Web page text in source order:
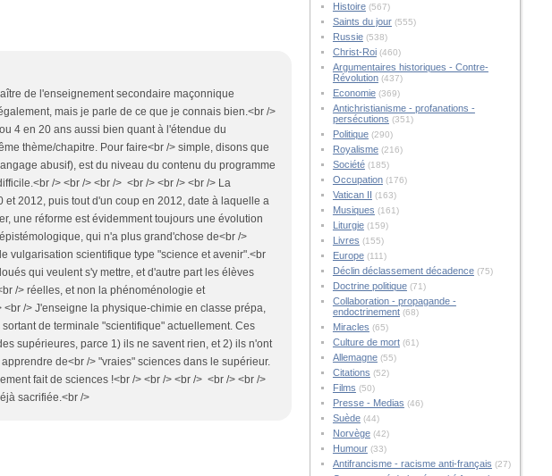
de l'enseignement secondaire maçonnique
mais je parle de ce que je connais bien.<br />
4 en 20 ans aussi bien quant à l'étendue du
thème/chapitre. Pour faire<br /> simple, disons que
abusif), est du niveau du contenu du programme
/> <br /> <br /> <br /> <br /> <br /> La
2012, puis tout d'un coup en 2012, date à laquelle a
une réforme est évidemment toujours une évolution
qui n'a plus grand'chose de<br />
vulgarisation scientifique type "science et avenir".<br
qui veulent s'y mettre, et d'autre part les élèves
/> réelles, et non la phénoménologie et
/> J'enseigne la physique-chimie en classe prépa,
de terminale "scientifique" actuellement. Ces
supérieures, parce 1) ils ne savent rien, et 2) ils n'ont
de<br /> "vraies" sciences dans le supérieur.
fait de sciences !<br /> <br /> <br /> <br /> <br />
sacrifiée.<br />
Histoire(567)
Saints du jour(555)
Russie(538)
Christ-Roi(460)
Argumentaires historiques - Contre-
Révolution(437)
Economie(369)
Antichristianisme - profanations -
persécutions (351)
Politique(290)
Royalisme(216)
Société(185)
Occupation(176)
Vatican II (163)
Musiques (161)
Liturgie(159)
Livres (155)
Europe(111)
Déclin déclassement décadence(75)
Doctrine politique(71)
Collaboration - propagande -
endoctrinement(68)
Miracles (65)
Culture de mort(61)
Allemagne(55)
Citations (52)
Films (50)
Presse - Medias (46)
Suède(44)
Norvège(42)
Humour(33)
Antifrancisme - racisme anti-français (27)